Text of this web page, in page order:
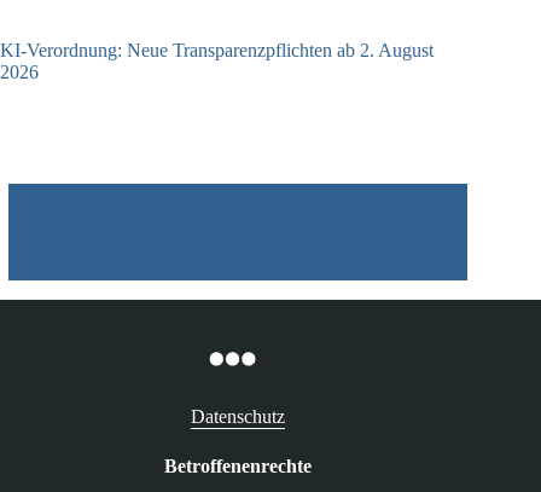
KI-Verordnung: Neue Transparenzpflichten ab 2. August
2026
Datenschutz
Betroffenenrechte